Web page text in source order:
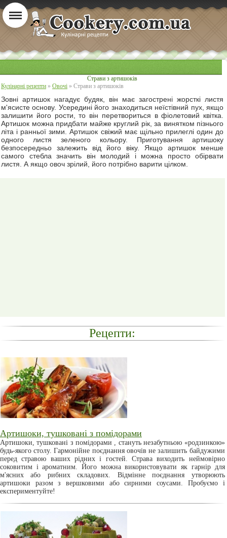
Страви з артишоків
Кулінарні рецепти » Овочі » Страви з артишоків
Зовні артишок нагадує будяк, він має загострені жорсткі листя
м'ясисте основу. Усередині його знаходиться неїстівний пух, якщо
залишити його рости, то він перетвориться в фіолетовий квітка.
Артишок можна придбати майже круглий рік, за винятком пізнього
літа і ранньої зими. Артишок свіжий має щільно прилеглі один до
одного листя зеленого кольору. Приготування артишоку
безпосередньо залежить від його віку. Якщо артишок менше
самого стебла значить він молодий і можна просто обірвати
листя. А якщо овоч зрілий, його потрібно варити цілком.
Рецепти:
Артишоки, тушковані з помідорами
Артишоки, тушковані з помідорами , стануть незабутньою «родзинкою»
будь-якого столу. Гармонійне поєднання овочів не залишить байдужими
перед стравою ваших рідних і гостей. Страва виходить неймовірно
соковитим і ароматним. Його можна використовувати як гарнір для
м'ясних або рибних складових. Відмінне поєднання утворюють
артишоки разом з вершковими або сирними соусами. Пробуємо і
експериментуйте!